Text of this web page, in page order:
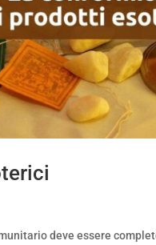
deve essere